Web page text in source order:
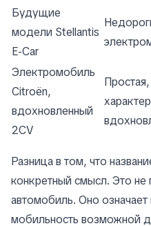
Будущие
модели Stellantis
E-Car
Электромобиль
Citroën,
вдохновленный
2CV
Разница в том, что
конкретный смысл. Это
автомобиль. Оно
мобильность возможной